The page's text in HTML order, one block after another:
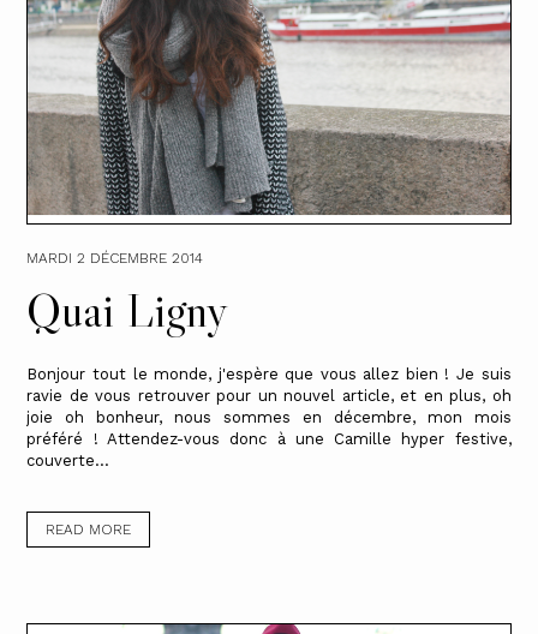
MARDI 2 DÉCEMBRE 2014
Quai Ligny
Bonjour tout le monde, j'espère que vous allez bien ! Je suis
ravie de vous retrouver pour un nouvel article, et en plus, oh
joie oh bonheur, nous sommes en décembre, mon mois
préféré ! Attendez-vous donc à une Camille hyper festive,
couverte...
READ MORE